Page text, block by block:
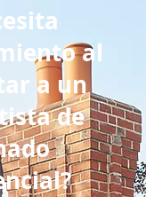
al
a un
de